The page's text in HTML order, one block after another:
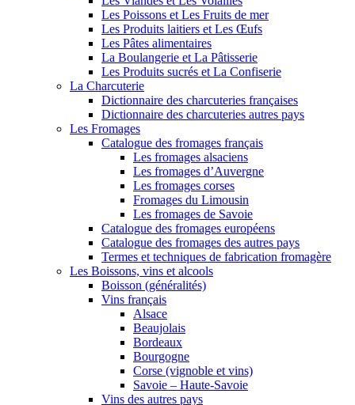
Les Poissons et Les Fruits de mer
Les Produits laitiers et Les Œufs
Les Pâtes alimentaires
La Boulangerie et La Pâtisserie
Les Produits sucrés et La Confiserie
La Charcuterie
Dictionnaire des charcuteries françaises
Dictionnaire des charcuteries autres pays
Les Fromages
Catalogue des fromages français
Les fromages alsaciens
Les fromages d’Auvergne
Les fromages corses
Fromages du Limousin
Les fromages de Savoie
Catalogue des fromages européens
Catalogue des fromages des autres pays
Termes et techniques de fabrication fromagère
Les Boissons, vins et alcools
Boisson (généralités)
Vins français
Alsace
Beaujolais
Bordeaux
Bourgogne
Corse (vignoble et vins)
Savoie – Haute-Savoie
Vins des autres pays